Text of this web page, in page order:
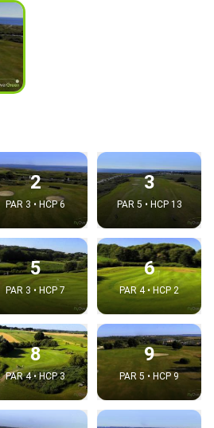
2
PAR 3 • HCP 6
3
PAR 5 • HCP 13
5
PAR 3 • HCP 7
6
PAR 4 • HCP 2
8
PAR 4 • HCP 3
9
PAR 5 • HCP 9